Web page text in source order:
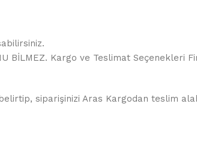
BİLMEZ. Kargo ve Teslimat Seçenekleri
siparişinizi Aras Kargodan teslim